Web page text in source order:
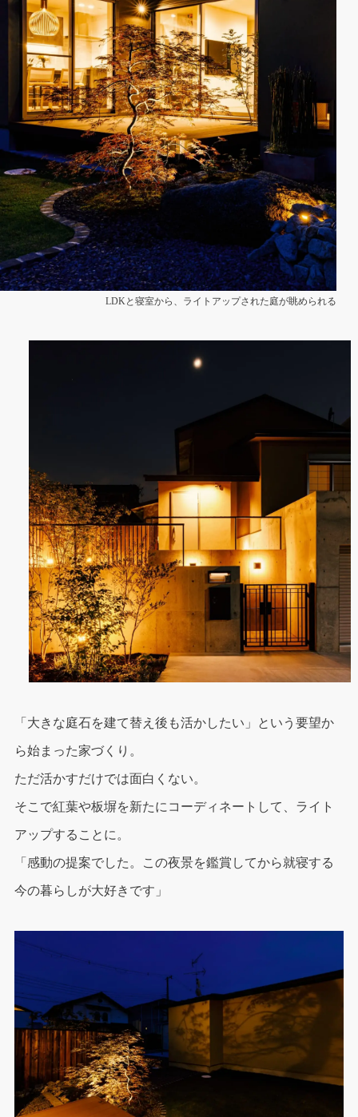
LDKと寝室から、ライトアップされた庭が眺められる
「大きな庭石を建て替え後も活かしたい」という要望か
ら始まった家づくり。
ただ活かすだけでは面白くない。
そこで紅葉や板塀を新たにコーディネートして、ライト
アップすることに。
「感動の提案でした。この夜景を鑑賞してから就寝する
今の暮らしが大好きです」